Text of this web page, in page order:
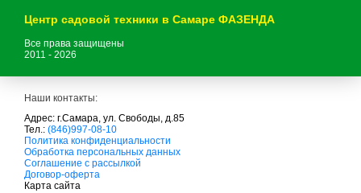
Центр садовой техники в Самаре ФАЗЕНДА
Все права защищены
2011 - 2026
Наши контакты:
Адрес: г.Самара, ул. Свободы, д.85
Тел.: (846)997-08-10
с
а
д
о
в
Политика конфиденциальности
Обработка персональных данных
Соглашение с рассылкой
Договор-оферта
Карта сайта